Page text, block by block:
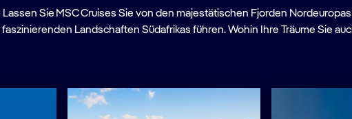
Sie MSC Cruises Sie von den majestätischen Fjorden
Landschaften Südafrikas führen. Wohin Ihre Träume Sie